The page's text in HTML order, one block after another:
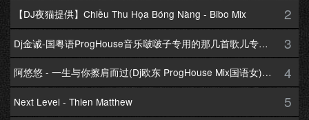
【DJ夜猫提供】Chiều Thu Họa Bóng Nàng - Bibo Mix 2
Dj金诚-国粤语ProgHouse音乐啵啵子专用的那几首歌儿专辑172Mix串烧 3
阿悠悠 - 一生与你擦肩而过(Dj欧东 ProgHouse Mix国语女)Dj小耀修改 4
Next Level - Thien Matthew 5